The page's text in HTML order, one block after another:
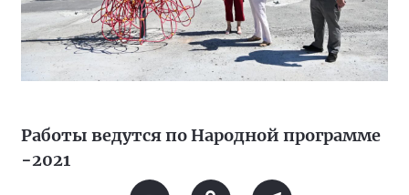
Работы ведутся по Народной программе
−2021